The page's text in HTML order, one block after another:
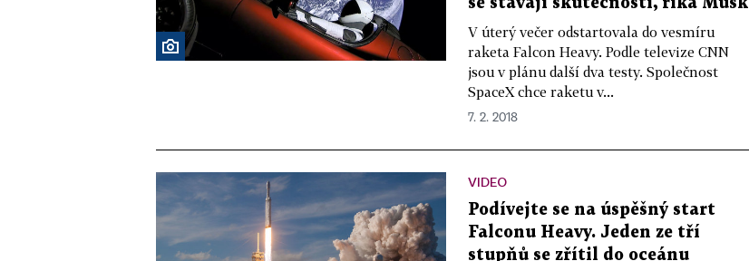
se stávají skutečností, říká Musk
V úterý večer odstartovala do vesmíru
raketa Falcon Heavy. Podle televize CNN
jsou v plánu další dva testy. Společnost
SpaceX chce raketu v...
7. 2. 2018
VIDEO
Podívejte se na úspěšný start
Falconu Heavy. Jeden ze tří
stupňů se zřítil do oceánu